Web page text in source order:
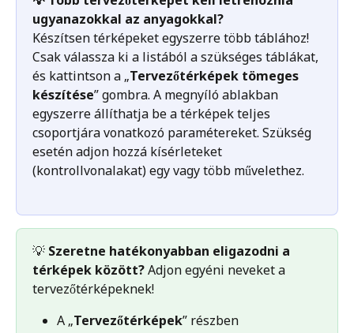
ugyanazokkal az anyagokkal?
Készítsen térképeket egyszerre több táblához!
Csak válassza ki a listából a szükséges táblákat,
és kattintson a „Tervezőtérképek tömeges
készítése” gombra. A megnyíló ablakban
egyszerre állíthatja be a térképek teljes
csoportjára vonatkozó paramétereket. Szükség
esetén adjon hozzá kísérleteket
(kontrollvonalakat) egy vagy több művelethez.
💡 Szeretne hatékonyabban eligazodni a
térképek között? Adjon egyéni neveket a
tervezőtérképeknek!
A „Tervezőtérképek” részben